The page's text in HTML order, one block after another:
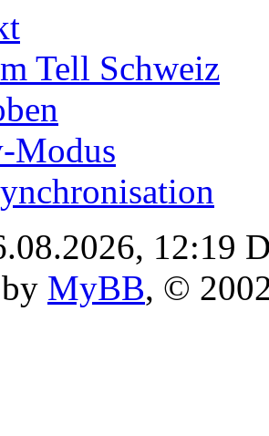
Tell Schweiz
Modus
12:19
MyBB, ©